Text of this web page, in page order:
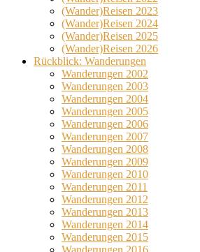
(Wander)Reisen 2023
(Wander)Reisen 2024
(Wander)Reisen 2025
(Wander)Reisen 2026
Rückblick: Wanderungen
Wanderungen 2002
Wanderungen 2003
Wanderungen 2004
Wanderungen 2005
Wanderungen 2006
Wanderungen 2007
Wanderungen 2008
Wanderungen 2009
Wanderungen 2010
Wanderungen 2011
Wanderungen 2012
Wanderungen 2013
Wanderungen 2014
Wanderungen 2015
Wanderungen 2016